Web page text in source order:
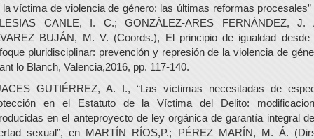
la víctima de violencia de género: las últimas reformas procesales”
CANLE, I. C.; GONZÁLEZ-ARES FERNÁNDEZ, J.
BUJÁN, M. V. (Coords.), El principio de igualdad desde
pluridisciplinar: prevención y represión de la violencia de
lo Blanch, Valencia,2016, pp. 117-140.
GUTIÉRREZ, A. I., “Las víctimas necesitadas de
en el Estatuto de la Víctima del Delito:
en el anteproyecto de ley orgánica de garantía integral
sexual”, en MARTÍN RÍOS,P.; PÉREZ MARÍN, M. Á.